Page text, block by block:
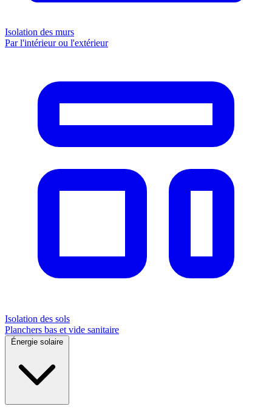
Isolation des murs
Par l'intérieur ou l'extérieur
Isolation des sols
Planchers bas et vide sanitaire